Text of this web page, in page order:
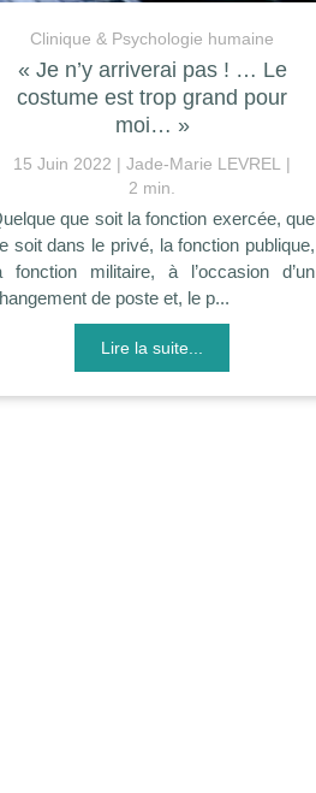
Clinique & Psychologie humaine
« Je n’y arriverai pas ! … Le
costume est trop grand pour
moi… »
15 Juin 2022
Jade-Marie LEVREL
2 min.
que soit la fonction exercée, que
soit dans le privé, la fonction publique,
fonction militaire, à l’occasion d’un
de poste et, le p...
Lire la suite...